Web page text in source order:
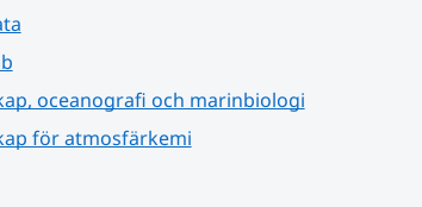
oceanografi och marinbiologi
för atmosfärkemi